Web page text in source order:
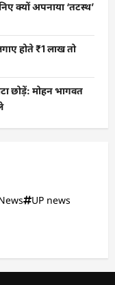
क्यों अपनाया ‘तटस्थ’
होते ₹1 लाख तो
छोड़ें: मोहन भागवत
UP news